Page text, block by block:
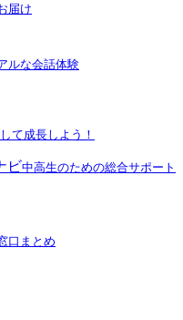
届け
ルな会話体験
て成長しよう！
ビ中高生のための総合サポート
口まとめ